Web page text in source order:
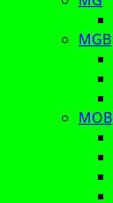
MGB
MOB